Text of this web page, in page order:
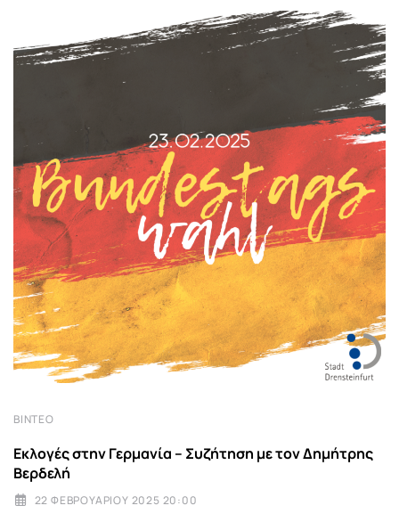
ΒΊΝΤΕΟ
Εκλογές στην Γερμανία – Συζήτηση με τον Δημήτρης
Βερδελή
22 ΦΕΒΡΟΥΑΡΊΟΥ 2025 20:00